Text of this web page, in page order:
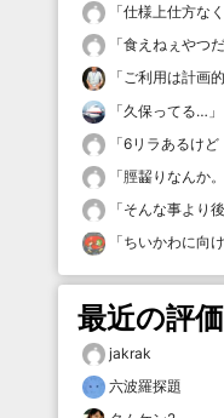
「仕様上仕方な
「食えねぇやつ
「ご利用は計画
「久保ってる… 」
「6リラあるけど
「脛齧りなんか。
「そんな事より
「ちいかわに向
最近の評
jakrak
六波羅探題